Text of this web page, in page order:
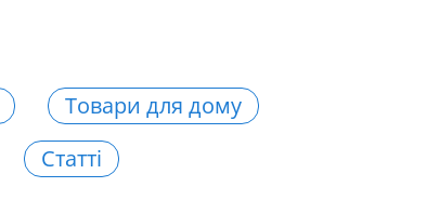
Товари для дому
Статті